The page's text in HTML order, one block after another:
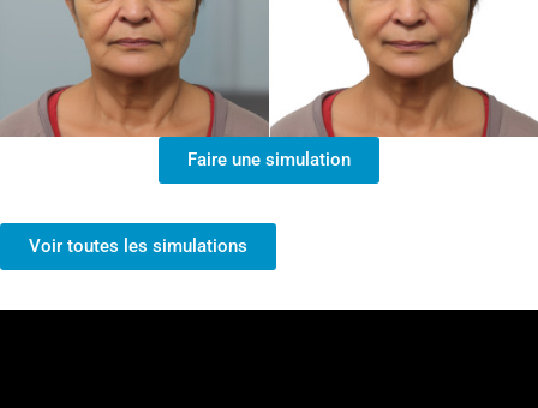
Faire une simulation
Voir toutes les simulations